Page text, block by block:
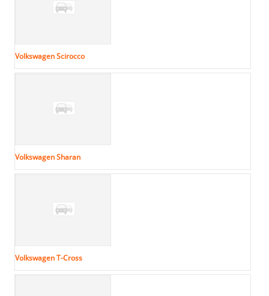
Volkswagen Scirocco
Volkswagen Sharan
Volkswagen T-Cross